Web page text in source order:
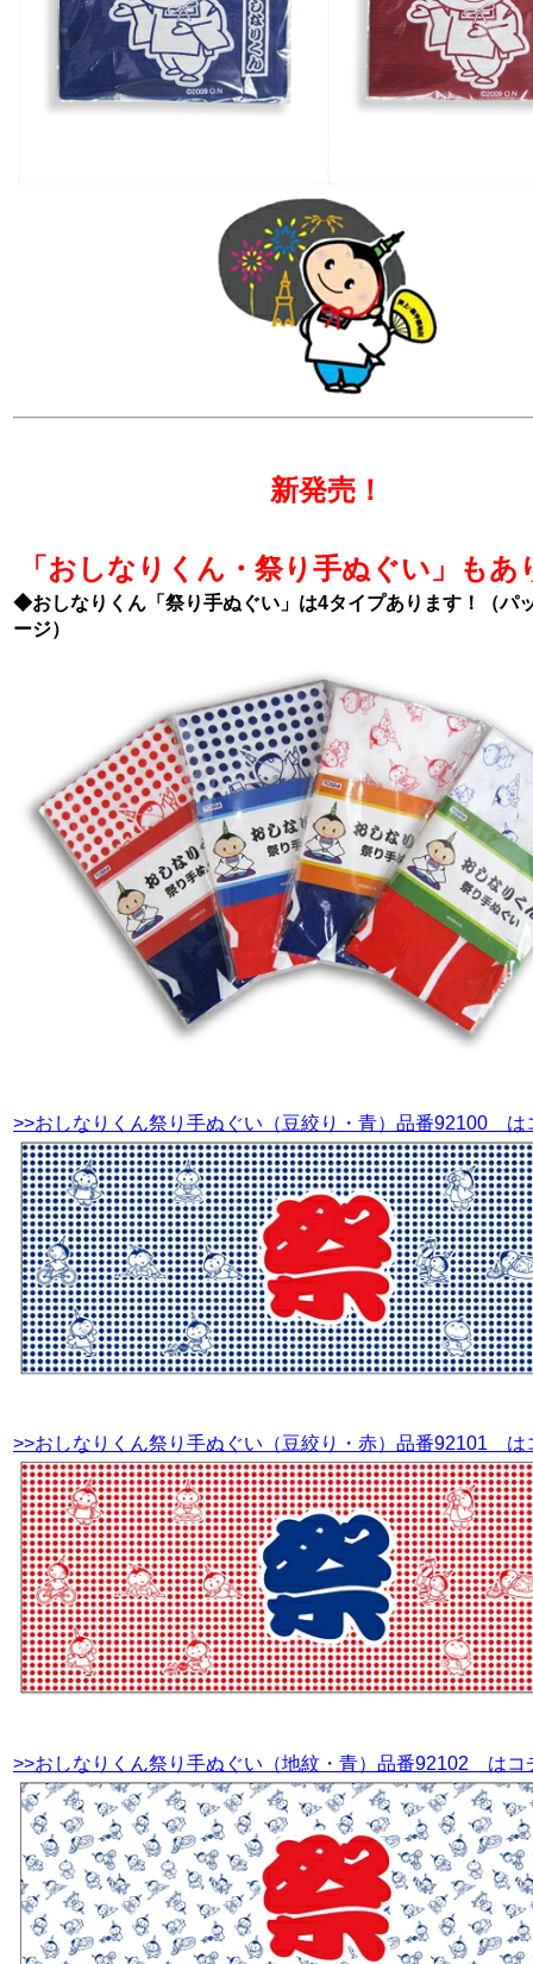
新発売！
「おしなりくん・祭り手ぬぐい」もあ
◆おしなりくん「祭り手ぬぐい」は4タイプあります！（パ
ージ）
>>おしなりくん祭り手ぬぐい（豆絞り・青）品番92100 は
>>おしなりくん祭り手ぬぐい（豆絞り・赤）品番92101 は
>>おしなりくん祭り手ぬぐい（地紋・青）品番92102 はコ